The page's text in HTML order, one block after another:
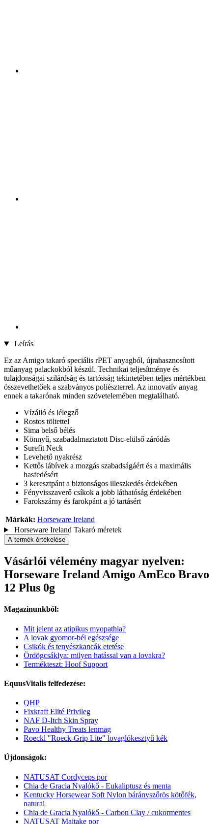
Leírás
Ez az Amigo takaró speciális rPET anyagból, újrahasznosított
műanyag palackokból készül. Technikai teljesítménye és
tulajdonságai szilárdság és tartósság tekintetében teljes mértékben
összevethetőek a szabványos poliészterrel. Az innovatív anyag
ennek a takarónak minden szövetelemében megtalálható.
Vízálló és lélegző
Rostos töltettel
Sima belső bélés
Könnyű, szabadalmaztatott Disc-elülső záródás
Surefit Neck
Levehető nyakrész
Kettős lábívek a mozgás szabadságáért és a maximális
hasfedésért
3 keresztpánt a biztonságos illeszkedés érdekében
Fényvisszaverő csíkok a jobb láthatóság érdekében
Farokszárny és farokpánt a jó tartásért
Márkák: Horseware Ireland
Horseware Ireland Takaró méretek
A termék értékelése
Vásárlói vélemény magyar nyelven:
Horseware Ireland Amigo AmEco Bravo
12 Plus 0g
Magazinunkból:
Mit jelent az atipikus myopathia?
A lovak gyomor-bél egészsége
Csikók és tenyészkancák etetése
Ördögcsáklya: milyen hatással van a lovakra?
Termékteszt: Hoof Support
EquusVitalis felfedezése:
QHP
Fixkraft Elité Privileg
NAF D-Itch Skin Spray
Pavo Healthy Treats lenmag
Roeckl "Roeck-Grip Lite" lovaglókesztyű kék
Újdonságok:
NATUSAT Cordyceps por
Chia de Gracia Nyalókő - Eukaliptusz és menta
Kentucky Horsewear Soft Nylon bárányszőrös kötőfék,
natural
Chia de Gracia Nyalókő - Carbon Clay / cukormentes
NATUSAT Maitake por